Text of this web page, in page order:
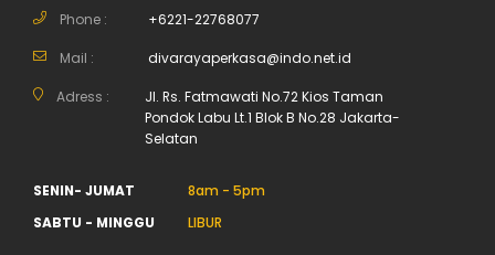
Phone : +6221-22768077
Mail : divarayaperkasa@indo.net.id
Adress :
Jl. Rs. Fatmawati No.72 Kios Taman
Pondok Labu Lt.1 Blok B No.28 Jakarta-
Selatan
SENIN- JUMAT
8am - 5pm
SABTU - MINGGU
LIBUR